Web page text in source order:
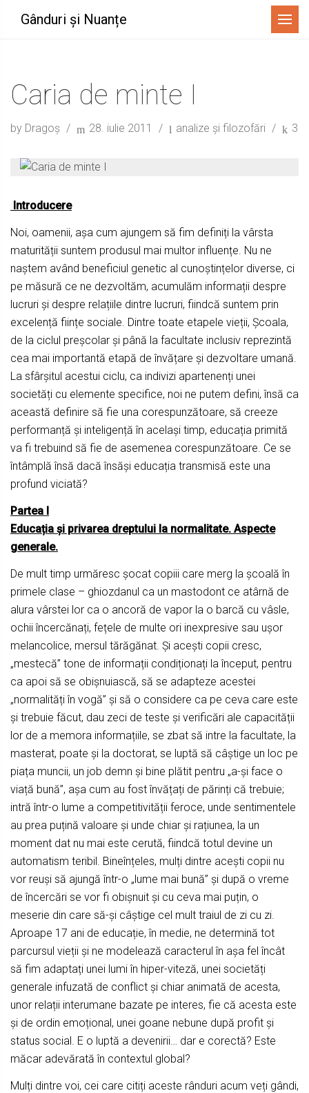
Gânduri și Nuanțe Menu
Caria de minte I
by Dragoș 28. iulie 2011 analize și filozofări 3
Introducere
Noi, oamenii, așa cum ajungem să fim definiți la vârsta
maturității suntem produsul mai multor influențe. Nu ne
naștem având beneficiul genetic al cunoștințelor diverse, ci
pe măsură ce ne dezvoltăm, acumulăm informații despre
lucruri și despre relațiile dintre lucruri, fiindcă suntem prin
excelență ființe sociale. Dintre toate etapele vieții, Școala,
de la ciclul preșcolar și până la facultate inclusiv reprezintă
cea mai importantă etapă de învățare și dezvoltare umană.
La sfârșitul acestui ciclu, ca indivizi apartenenți unei
societăți cu elemente specifice, noi ne putem defini, însă ca
această definire să fie una corespunzătoare, să creeze
performanță și inteligență în același timp, educația primită
va fi trebuind să fie de asemenea corespunzătoare. Ce se
întâmplă însă dacă însăși educația transmisă este una
profund viciată?
Partea I
Educația și privarea dreptului la normalitate. Aspecte
generale.
De mult timp urmăresc șocat copiii care merg la școală în
primele clase – ghiozdanul ca un mastodont ce atârnă de
alura vârstei lor ca o ancoră de vapor la o barcă cu vâsle,
ochii încercănați, fețele de multe ori inexpresive sau ușor
melancolice, mersul tărăgănat. Și acești copii cresc,
„mestecă” tone de informații condiționați la început, pentru
ca apoi să se obișnuiască, să se adapteze acestei
„normalități în vogă” și să o considere ca pe ceva care este
și trebuie făcut, dau zeci de teste și verificări ale capacității
lor de a memora informațiile, se zbat să intre la facultate, la
masterat, poate și la doctorat, se luptă să câștige un loc pe
piața muncii, un job demn și bine plătit pentru „a-și face o
viață bună”, așa cum au fost învățați de părinți că trebuie;
intră într-o lume a competitivității feroce, unde sentimentele
au prea puțină valoare și unde chiar și rațiunea, la un
moment dat nu mai este cerută, fiindcă totul devine un
automatism teribil. Bineînțeles, mulți dintre acești copii nu
vor reuși să ajungă într-o „lume mai bună” și după o vreme
de încercări se vor fi obișnuit și cu ceva mai puțin, o
meserie din care să-și câștige cel mult traiul de zi cu zi.
Aproape 17 ani de educație, în medie, ne determină tot
parcursul vieții și ne modelează caracterul în așa fel încât
să fim adaptați unei lumi în hiper-viteză, unei societăți
generale infuzată de conflict și chiar animată de acesta,
unor relații interumane bazate pe interes, fie că acesta este
și de ordin emoțional, unei goane nebune după profit și
status social. E o luptă a devenirii… dar e corectă? Este
măcar adevărată în contextul global?
Mulți dintre voi, cei care citiți aceste rânduri acum veți gândi,